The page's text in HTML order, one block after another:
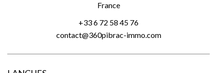
France
+33 6 72 58 45 76
contact@360pibrac-immo.com